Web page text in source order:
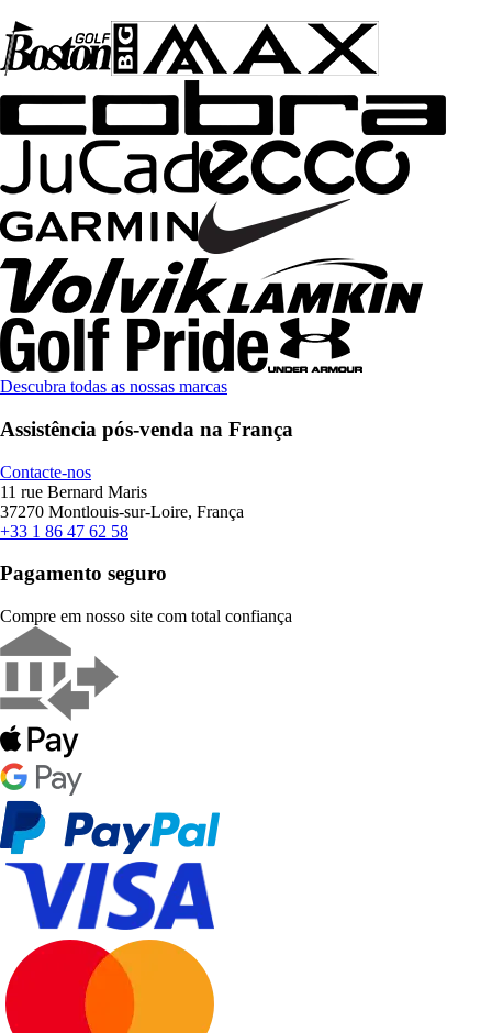
Descubra todas as nossas marcas
Assistência pós-venda na França
Contacte-nos
11 rue Bernard Maris
37270 Montlouis-sur-Loire, França
+33 1 86 47 62 58
Pagamento seguro
Compre em nosso site com total confiança